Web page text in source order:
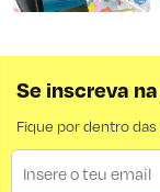
Se inscreva
Fique por dentro